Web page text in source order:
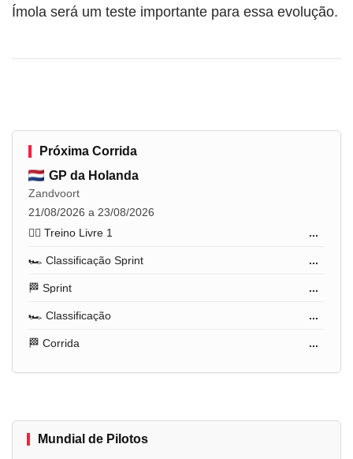
Ímola será um teste importante para essa evolução.
Próxima Corrida
GP da Holanda
Zandvoort
21/08/2026 a 23/08/2026
🏋️‍♂️ Treino Livre 1
...
🏎️ Classificação Sprint ...
🏁 Sprint ...
🏎️ Classificação ...
🏁 Corrida ...
Mundial de Pilotos